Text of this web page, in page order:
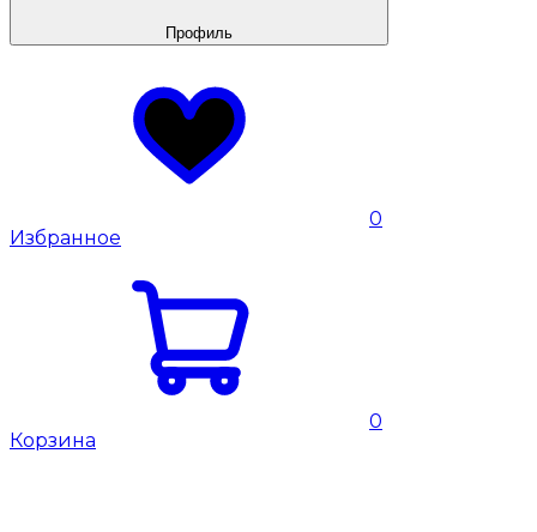
Профиль
0
Избранное
0
Корзина